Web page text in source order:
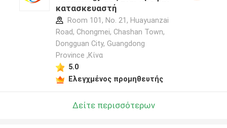
κατασκευαστή
Room 101, No. 21, Huayuanzai
Road, Chongmei, Chashan Town,
Dongguan City, Guangdong
Province ,Κίνα
5.0
Ελεγχμένος προμηθευτής
Δείτε περισσότερων